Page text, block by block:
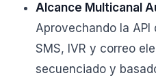
Alcance Multicanal
Aprovechando la API
SMS, IVR y correo
secuenciado y